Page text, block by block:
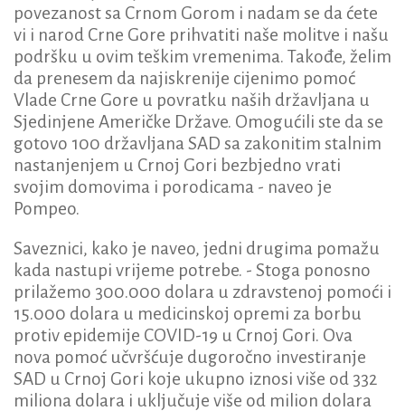
povezanost sa Crnom Gorom i nadam se da ćete
vi i narod Crne Gore prihvatiti naše molitve i našu
podršku u ovim teškim vremenima. Takođe, želim
da prenesem da najiskrenije cijenimo pomoć
Vlade Crne Gore u povratku naših državljana u
Sjedinjene Američke Države. Omogućili ste da se
gotovo 100 državljana SAD sa zakonitim stalnim
nastanjenjem u Crnoj Gori bezbjedno vrati
svojim domovima i porodicama - naveo je
Pompeo.
Saveznici, kako je naveo, jedni drugima pomažu
kada nastupi vrijeme potrebe. - Stoga ponosno
prilažemo 300.000 dolara u zdravstenoj pomoći i
15.000 dolara u medicinskoj opremi za borbu
protiv epidemije COVID-19 u Crnoj Gori. Ova
nova pomoć učvršćuje dugoročno investiranje
SAD u Crnoj Gori koje ukupno iznosi više od 332
miliona dolara i uključuje više od milion dolara